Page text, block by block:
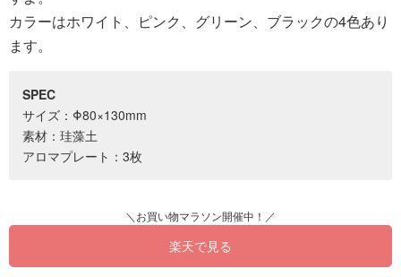
カラーはホワイト、ピンク、グリーン、ブラックの4色あり
ます。
SPEC
サイズ：Φ80×130mm
素材：珪藻土
アロマプレート：3枚
楽天で見る